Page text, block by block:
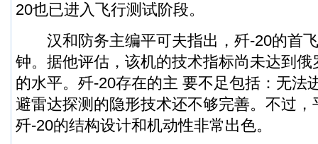
20也已进入飞行测试阶段。
汉和防务主编平可夫指出，歼-20的首飞
钟。据他评估，该机的技术指标尚未达到俄
的水平。歼-20存在的主 要不足包括：无法
避雷达探测的隐形技术还不够完善。不过
歼-20的结构设计和机动性非常出色。